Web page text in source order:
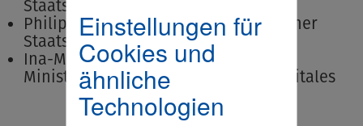
Einstellungen für
Cookies und
ähnliche
Technologien
Staatssekretär, BDMS
Philipp Amthor MdB, parlamentarischer
Staatssekretär, BDMS
Ina-Maria Ulbrich, Staatssekretärin,
Ministerium für Inneres, Bau und Digitales